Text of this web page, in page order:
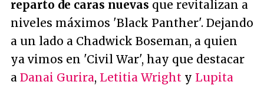
reparto de caras nuevas que revitalizan a
niveles máximos 'Black Panther'. Dejando
a un lado a Chadwick Boseman, a quien
ya vimos en 'Civil War', hay que destacar
a Danai Gurira, Letitia Wright y Lupita